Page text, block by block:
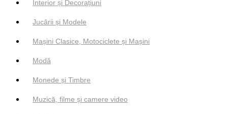
Interior și Decorațiuni
Jucării și Modele
Mașini Clasice, Motociclete și Mașini
Modă
Monede și Timbre
Muzică, filme și camere video